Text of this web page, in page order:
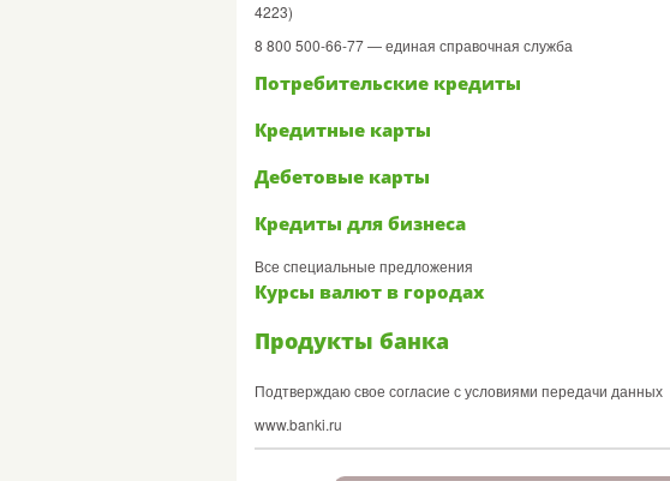
4223)
8 800 500-66-77 — единая справочная служба
Потребительские кредиты
Кредитные карты
Дебетовые карты
Кредиты для бизнеса
Все специальные предложения
Курсы валют в городах
Продукты банка
Подтверждаю свое согласие с условиями передачи данных
www.banki.ru